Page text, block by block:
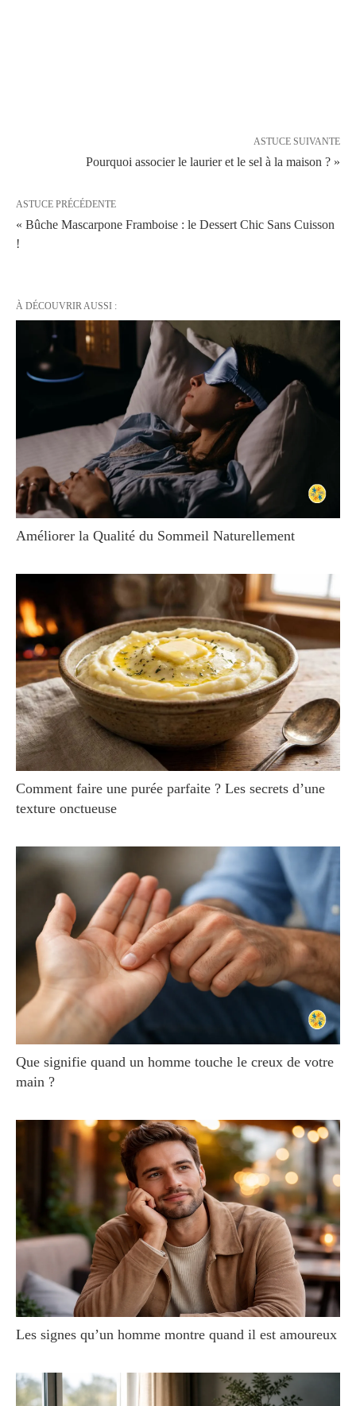
ASTUCE SUIVANTE
Pourquoi associer le laurier et le sel à la maison ? »
ASTUCE PRÉCÉDENTE
« Bûche Mascarpone Framboise : le Dessert Chic Sans Cuisson
!
À DÉCOUVRIR AUSSI :
Améliorer la Qualité du Sommeil Naturellement
Comment faire une purée parfaite ? Les secrets d’une
texture onctueuse
Que signifie quand un homme touche le creux de votre
main ?
Les signes qu’un homme montre quand il est amoureux